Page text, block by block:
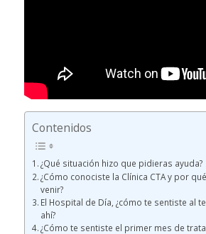
Contenidos
¿Qué situación hizo que pidieras ayuda?
¿Cómo conociste la Clínica CTA y por
venir?
El Hospital de Día, ¿cómo te sentiste al
ahí?
¿Cómo te sentiste el primer mes de